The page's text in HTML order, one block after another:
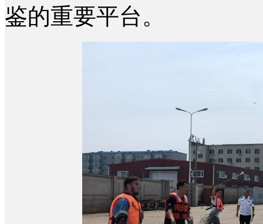
鉴的重要平台。